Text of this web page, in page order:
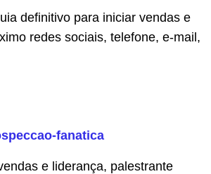
definitivo para iniciar vendas e
redes sociais, telefone, e-mail,
fanatica
e liderança, palestrante